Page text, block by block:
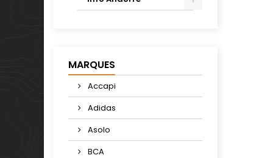
MARQUES
Accapi
Adidas
Asolo
BCA